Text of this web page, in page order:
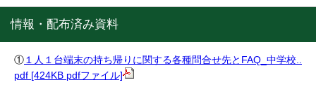
情報・配布済み資料
①１人１台端末の持ち帰りに関する各種問合せ先とFAQ_中学校..
pdf [424KB pdfファイル]